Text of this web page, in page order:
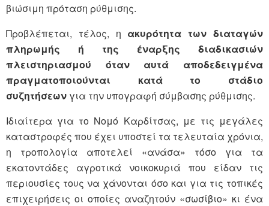
βιώσιμη πρόταση ρύθμισης.
Προβλέπεται, τέλος, η ακυρότητα των διαταγών
πληρωμής ή της έναρξης διαδικασιών
πλειστηριασμού όταν αυτά αποδεδειγμένα
πραγματοποιούνται κατά το στάδιο
συζητήσεων για την υπογραφή σύμβασης ρύθμισης.
Ιδιαίτερα για το Νομό Καρδίτσας, με τις μεγάλες
καταστροφές που έχει υποστεί τα τελευταία χρόνια,
η τροπολογία αποτελεί «ανάσα» τόσο για τα
εκατοντάδες αγροτικά νοικοκυριά που είδαν τις
περιουσίες τους να χάνονται όσο και για τις τοπικές
επιχειρήσεις οι οποίες αναζητούν «σωσίβιο» κι ένα